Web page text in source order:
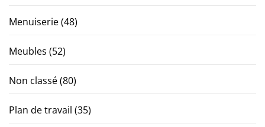
Menuiserie(48)
Meubles (52)
Non classé(80)
Plan de travail (35)